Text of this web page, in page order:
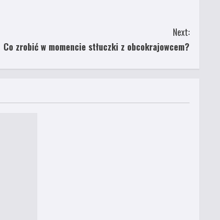
Next:
Co zrobić w momencie stłuczki z obcokrajowcem?